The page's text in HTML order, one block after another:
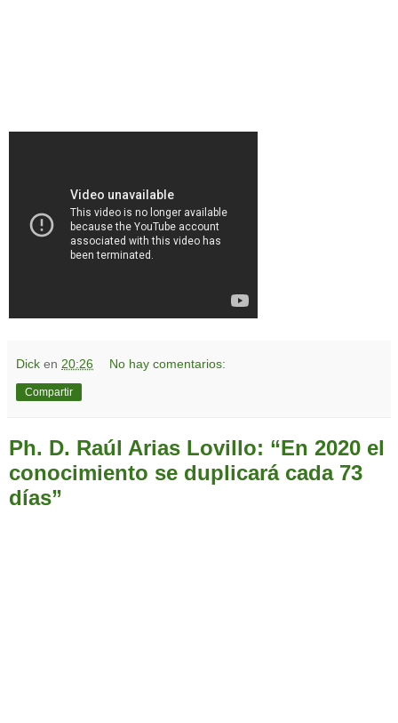
Dick en 20:26 No hay comentarios:
Compartir
Ph. D. Raúl Arias Lovillo: “En 2020 el
conocimiento se duplicará cada 73
días”